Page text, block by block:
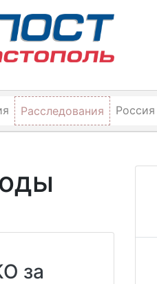
Расследования Россия
за